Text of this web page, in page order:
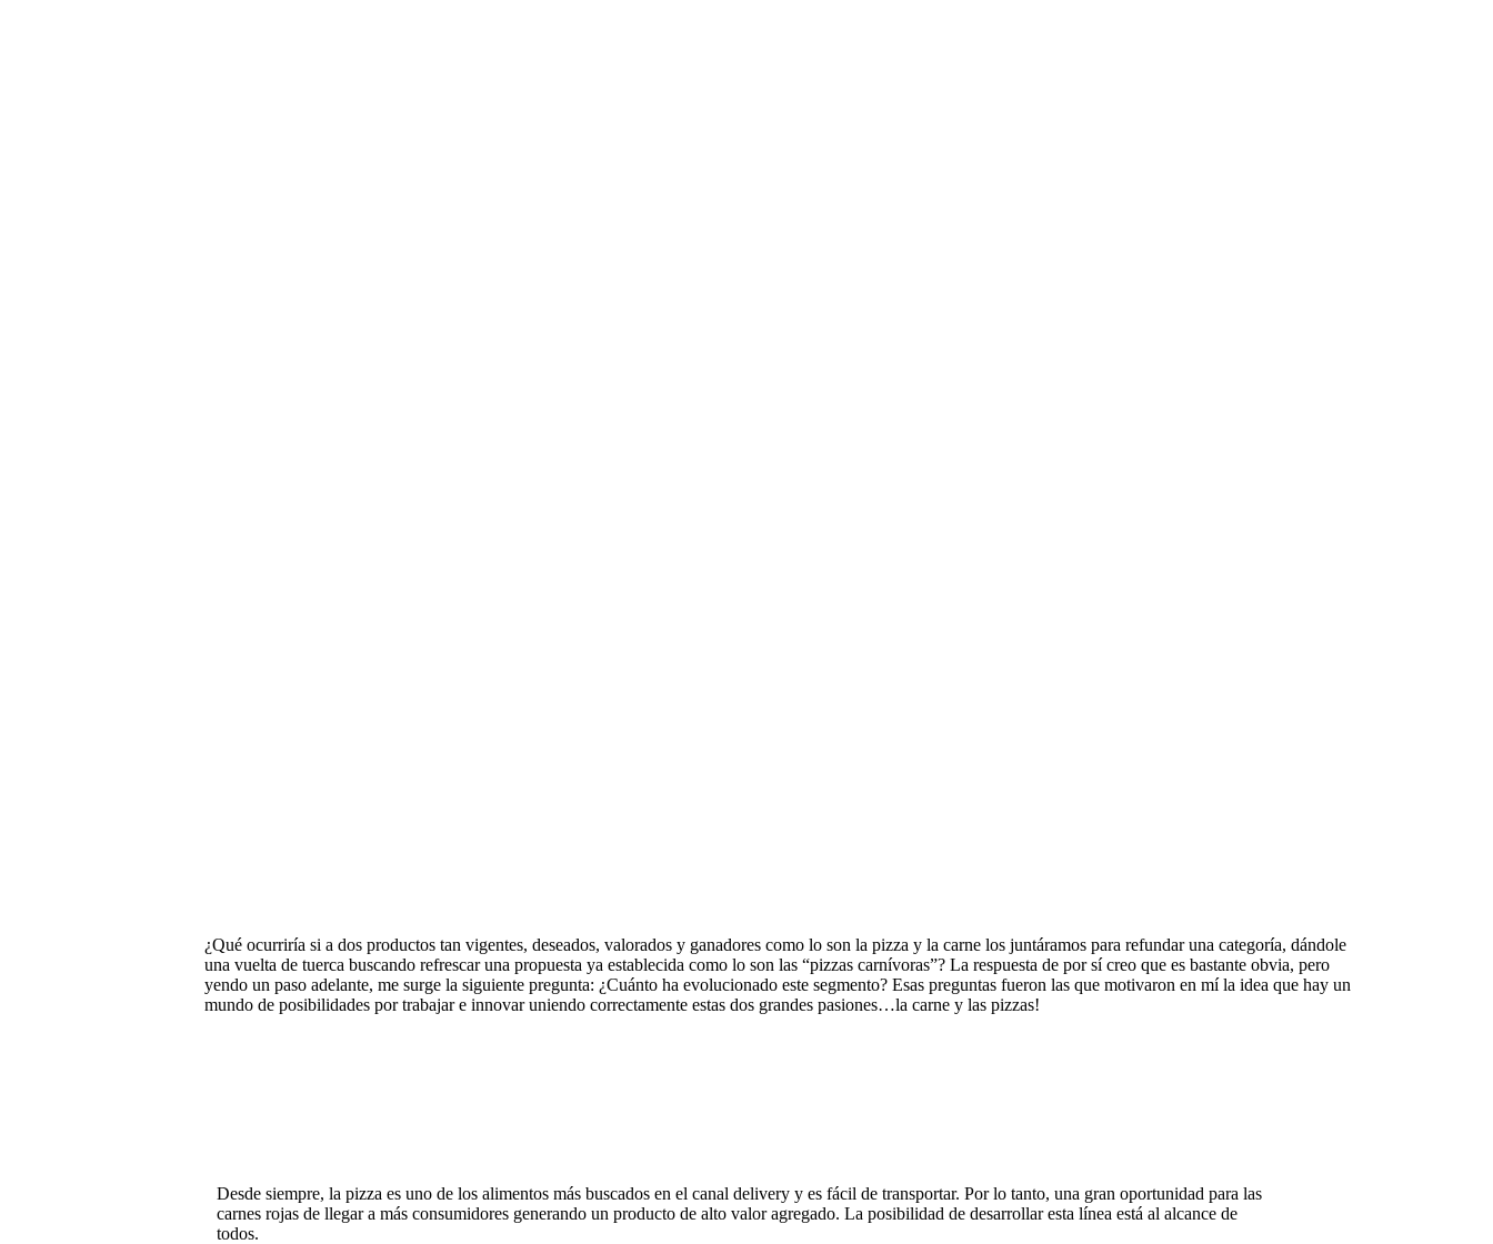
¿Qué ocurriría si a dos productos tan vigentes, deseados, valorados y ganadores como lo son la pizza y la carne los juntáramos para refundar una categoría, dándole
una vuelta de tuerca buscando refrescar una propuesta ya establecida como lo son las “pizzas carnívoras”? La respuesta de por sí creo que es bastante obvia, pero
yendo un paso adelante, me surge la siguiente pregunta: ¿Cuánto ha evolucionado este segmento? Esas preguntas fueron las que motivaron en mí la idea que hay un
mundo de posibilidades por trabajar e innovar uniendo correctamente estas dos grandes pasiones…la carne y las pizzas!
Desde siempre, la pizza es uno de los alimentos más buscados en el canal delivery y es fácil de transportar. Por lo tanto, una gran oportunidad para las
carnes rojas de llegar a más consumidores generando un producto de alto valor agregado. La posibilidad de desarrollar esta línea está al alcance de
todos.